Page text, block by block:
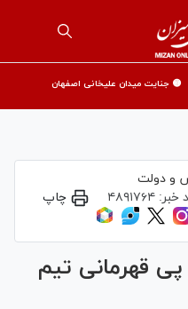
🟡 جنایت میدان علیخانی اصفهان
و دولت
خبر:۴۸۹۱۷۶۴ چاپ
قهرمانی تیم